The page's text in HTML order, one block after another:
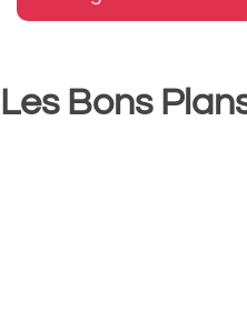
Les Bons